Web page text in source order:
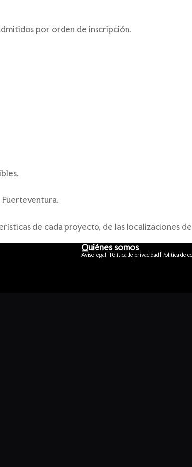
por orden de inscripción.
Fuerteventura.
de cada proyecto, de las localizaciones
Quiénes somos
Aviso legal | Política de privacidad | Política de